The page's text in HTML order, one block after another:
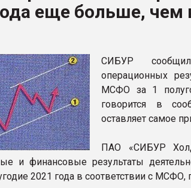
ПЭТ
ФОРУМ
еще больше, чем
СИБУР
операционных
МСФО за 1
говорится в
оставляет самое
ПАО «СИБУР
и финансовые результаты
2021 года в соответствии с МСФО,